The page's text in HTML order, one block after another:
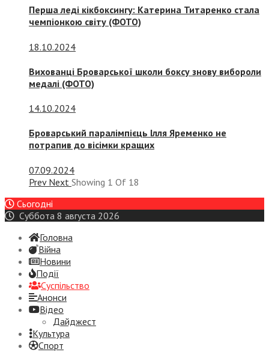
Перша леді кікбоксингу: Катерина Титаренко стала
чемпіонкою світу (ФОТО)
18.10.2024
Вихованці Броварської школи боксу знову вибороли
медалі (ФОТО)
14.10.2024
Броварський паралімпієць Ілля Яременко не
потрапив до вісімки кращих
07.09.2024
Prev Next Showing 1 Of 18
Сьогодні
Суббота 8 августа 2026
Головна
Війна
Новини
Події
Суспiльство
Анонси
Відео
Дайджест
Культура
Спорт